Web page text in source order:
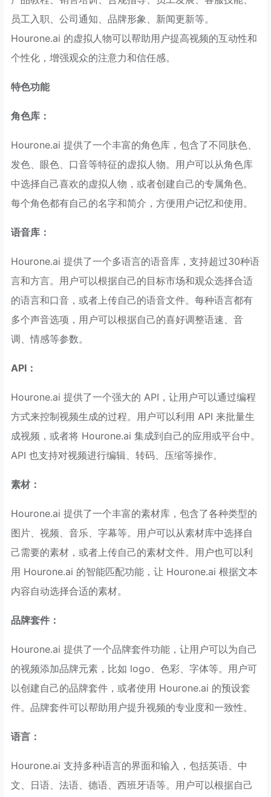
员工入职、公司通知、品牌形象、新闻更新等。
Hourone.ai 的虚拟人物可以帮助用户提高视频的互动性和
个性化，增强观众的注意力和信任感。
特色功能
角色库：
Hourone.ai 提供了一个丰富的角色库，包含了不同肤色、
发色、眼色、口音等特征的虚拟人物。用户可以从角色库
中选择自己喜欢的虚拟人物，或者创建自己的专属角色。
每个角色都有自己的名字和简介，方便用户记忆和使用。
语音库：
Hourone.ai 提供了一个多语言的语音库，支持超过30种语
言和方言。用户可以根据自己的目标市场和观众选择合适
的语言和口音，或者上传自己的语音文件。每种语言都有
多个声音选项，用户可以根据自己的喜好调整语速、音
调、情感等参数。
API：
Hourone.ai 提供了一个强大的 API，让用户可以通过编程
方式来控制视频生成的过程。用户可以利用 API 来批量生
成视频，或者将 Hourone.ai 集成到自己的应用或平台中。
API 也支持对视频进行编辑、转码、压缩等操作。
素材：
Hourone.ai 提供了一个丰富的素材库，包含了各种类型的
图片、视频、音乐、字幕等。用户可以从素材库中选择自
己需要的素材，或者上传自己的素材文件。用户也可以利
用 Hourone.ai 的智能匹配功能，让 Hourone.ai 根据文本
内容自动选择合适的素材。
品牌套件：
Hourone.ai 提供了一个品牌套件功能，让用户可以为自己
的视频添加品牌元素，比如 logo、色彩、字体等。用户可
以创建自己的品牌套件，或者使用 Hourone.ai 的预设套
件。品牌套件可以帮助用户提升视频的专业度和一致性。
语言：
Hourone.ai 支持多种语言的界面和输入，包括英语、中
文、日语、法语、德语、西班牙语等。用户可以根据自己